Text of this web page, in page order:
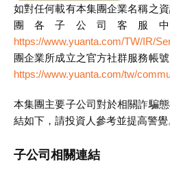
如對任何載有本集團企業名稱之
團各子公司客服
https://www.yuanta.com/TW/IR/
團企業所成立之官方社群服務帳
https://www.yuanta.com/tw/
本集團主要子公司對於相關詐騙
結如下，請投資人參考並提高警覺
子公司相關連結